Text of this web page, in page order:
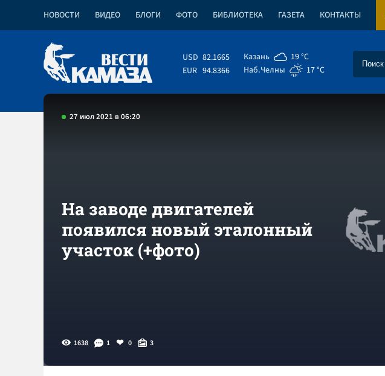
НОВОСТИ ВИДЕО БЛОГИ ФОТО БИБЛИОТЕКА ГАЗЕТА КОНТАКТЫ
USD 82.1665
EUR 94.8366
Казань
19 °C
Наб.Челны
17 °C
27 июл 2021 в 06:20
На заводе двигателей
появился новый эталонный
участок (+фото)
1638 1 0 3